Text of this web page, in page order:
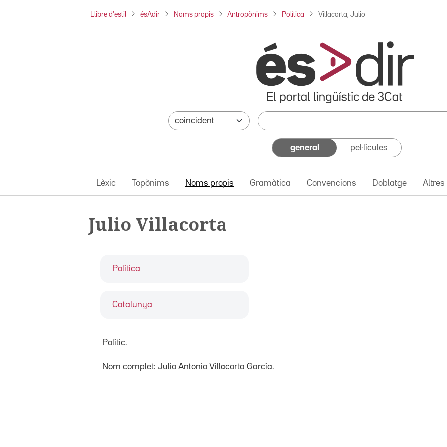
Llibre d'estil ésAdir Noms propis Antropònims Política Villacorta, Julio
general pel·lícules
Lèxic Topònims Noms propis Gramàtica Convencions Doblatge Altres
Julio Villacorta
Política
Catalunya
Polític.
Nom complet: Julio Antonio Villacorta García.